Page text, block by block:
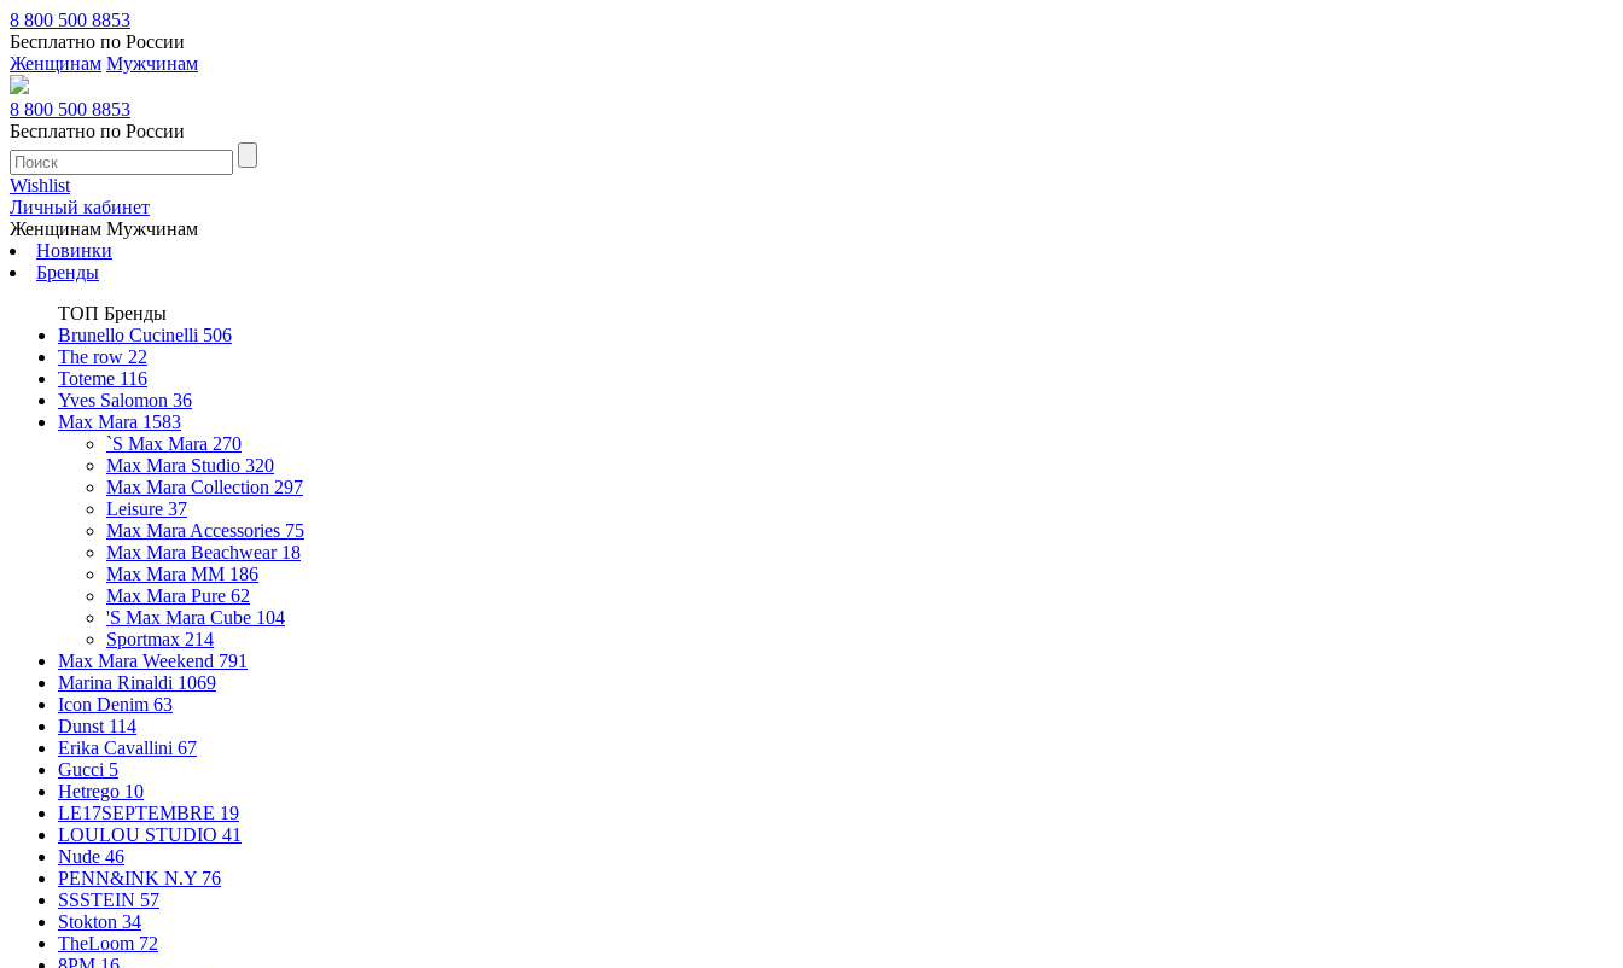
8 800 500 8853
Бесплатно по России
Женщинам Мужчинам
8 800 500 8853
Бесплатно по России
Wishlist
Личный кабинет
Женщинам Мужчинам
Новинки
Бренды
ТОП Бренды
Brunello Cucinelli 506
The row 22
Toteme 116
Yves Salomon 36
Max Mara 1583
`S Max Mara 270
Max Mara Studio 320
Max Mara Collection 297
Leisure 37
Max Mara Accessories 75
Max Mara Beachwear 18
Max Mara MM 186
Max Mara Pure 62
'S Max Mara Cube 104
Sportmax 214
Max Mara Weekend 791
Marina Rinaldi 1069
Icon Denim 63
Dunst 114
Erika Cavallini 67
Gucci 5
Hetrego 10
LE17SEPTEMBRE 19
LOULOU STUDIO 41
Nude 46
PENN&INK N.Y 76
SSSTEIN 57
Stokton 34
TheLoom 72